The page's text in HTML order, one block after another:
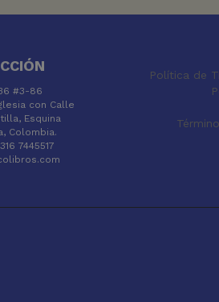
#3-86
con Calle
Esquina
Colombia.
7445517
Política de